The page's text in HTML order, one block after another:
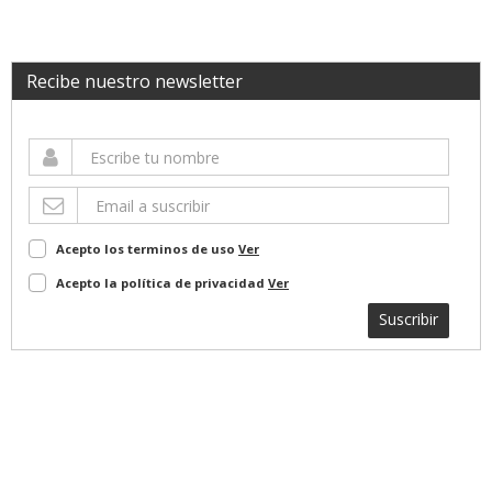
Recibe nuestro newsletter
Acepto los terminos de uso Ver
Acepto la política de privacidad Ver
Suscribir